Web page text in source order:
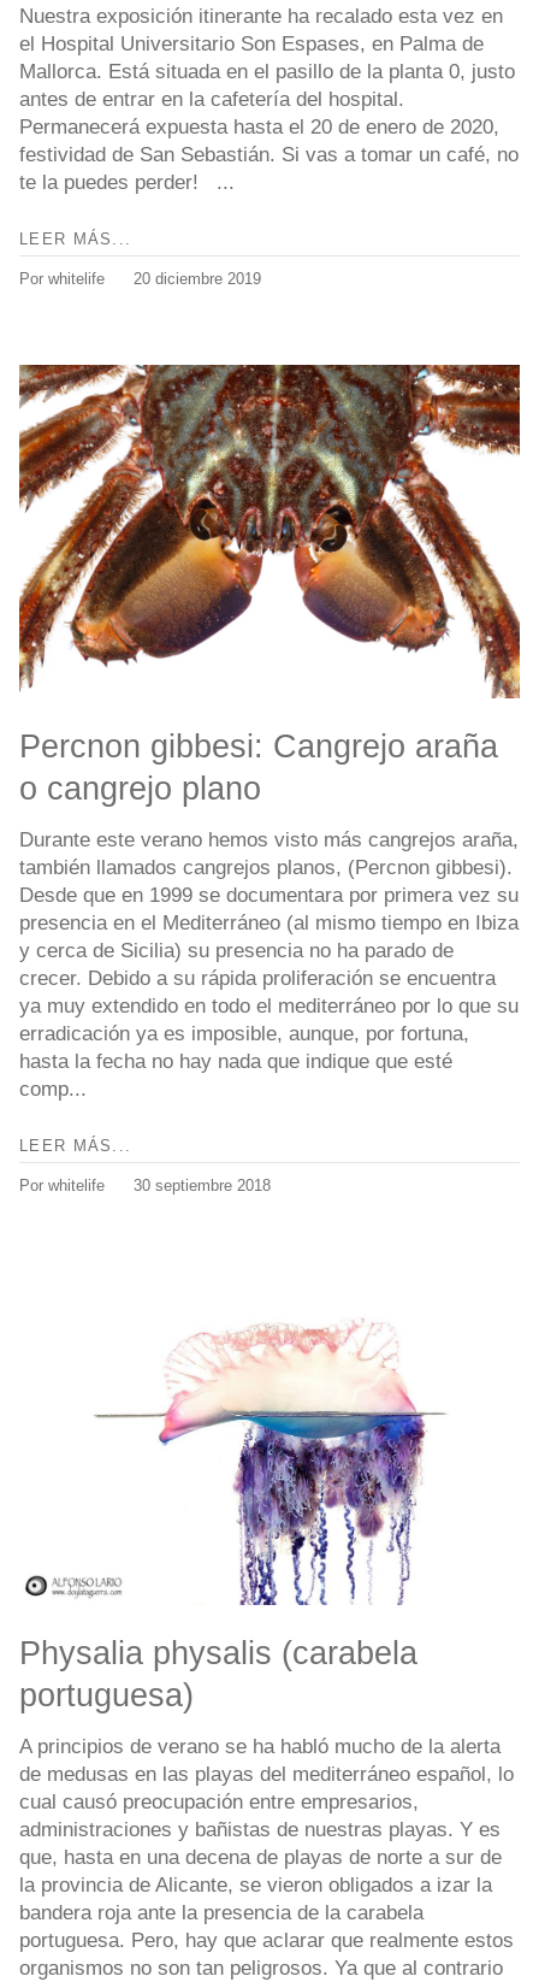
Nuestra exposición itinerante ha recalado esta vez en
el Hospital Universitario Son Espases, en Palma de
Mallorca. Está situada en el pasillo de la planta 0, justo
antes de entrar en la cafetería del hospital.
Permanecerá expuesta hasta el 20 de enero de 2020,
festividad de San Sebastián. Si vas a tomar un café, no
te la puedes perder! ...
LEER MÁS...
Por whitelife 20 diciembre 2019
Percnon gibbesi: Cangrejo araña
o cangrejo plano
Durante este verano hemos visto más cangrejos araña,
también llamados cangrejos planos, (Percnon gibbesi).
Desde que en 1999 se documentara por primera vez su
presencia en el Mediterráneo (al mismo tiempo en Ibiza
y cerca de Sicilia) su presencia no ha parado de
crecer. Debido a su rápida proliferación se encuentra
ya muy extendido en todo el mediterráneo por lo que su
erradicación ya es imposible, aunque, por fortuna,
hasta la fecha no hay nada que indique que esté
comp...
LEER MÁS...
Por whitelife 30 septiembre 2018
Physalia physalis (carabela
portuguesa)
A principios de verano se ha habló mucho de la alerta
de medusas en las playas del mediterráneo español, lo
cual causó preocupación entre empresarios,
administraciones y bañistas de nuestras playas. Y es
que, hasta en una decena de playas de norte a sur de
la provincia de Alicante, se vieron obligados a izar la
bandera roja ante la presencia de la carabela
portuguesa. Pero, hay que aclarar que realmente estos
organismos no son tan peligrosos. Ya que al contrario